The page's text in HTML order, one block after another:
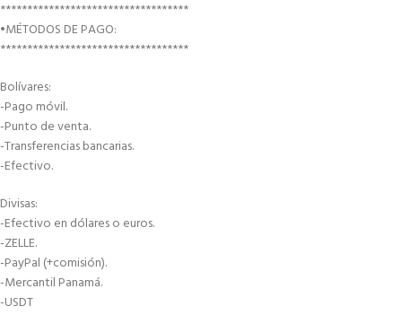
***********************************
•MÉTODOS DE PAGO:
***********************************
Bolívares:
-Pago móvil.
-Punto de venta.
-Transferencias bancarias.
-Efectivo.
Divisas:
-Efectivo en dólares o euros.
-ZELLE.
-PayPal (+comisión).
-Mercantil Panamá.
-USDT